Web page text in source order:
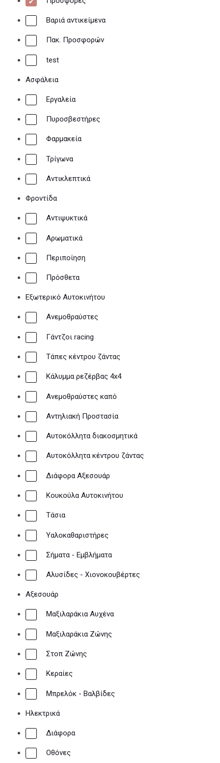
Εγγραφή χονδρικής
Τηλεφωνικές παραγγελίες
Βαριά αντικείμενα
Πακ. Προσφορών
test
Ασφάλεια
Εργαλεία
Πυροσβεστήρες
Φαρμακεία
Τρίγωνα
Αντικλεπτικά
Φροντίδα
Αντιψυκτικά
Αρωματικά
Περιποίηση
Πρόσθετα
Εξωτερικό Αυτοκινήτου
Ανεμοθραύστες
Γάντζοι racing
Τάπες κέντρου ζάντας
Κάλυμμα ρεζέρβας 4x4
Ανεμοθραύστες καπό
Αντηλιακή Προστασία
Αυτοκόλλητα διακοσμητικά
Αυτοκόλλητα κέντρου ζάντας
Διάφορα Αξεσουάρ
Κουκούλα Αυτοκινήτου
Τάσια
Υαλοκαθαριστήρες
Σήματα - Εμβλήματα
Αλυσίδες - Χιονοκουβέρτες
Αξεσουάρ
Μαξιλαράκια Αυχένα
Μαξιλαράκια Ζώνης
Στοπ Ζώνης
Κεραίες
Μπρελόκ - Βαλβίδες
Ηλεκτρικά
Διάφορα
Οθόνες